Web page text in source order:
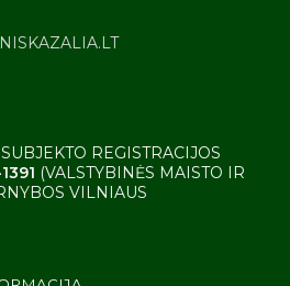
REGISTRACIJOS
(VALSTYBINĖS MAISTO IR
VILNIAUS